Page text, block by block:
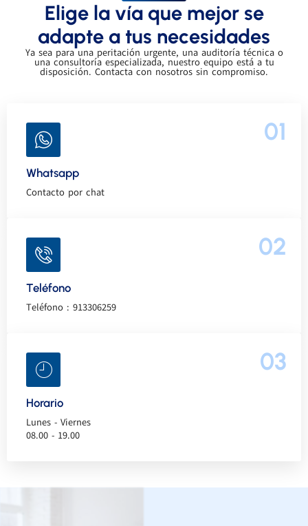
Elige la vía que mejor se
adapte a tus necesidades
Ya sea para una peritación urgente, una auditoría técnica o
una consultoría especializada, nuestro equipo está a tu
disposición. Contacta con nosotros sin compromiso.
01
Whatsapp
Contacto por chat
02
Teléfono
Teléfono : 913306259
03
Horario
Lunes - Viernes
08.00 - 19.00